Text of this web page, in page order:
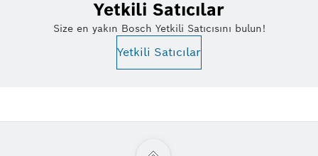
Yetkili Satıcılar
Size en yakın Bosch Yetkili Satıcısını bulun!
Yetkili Satıcılar